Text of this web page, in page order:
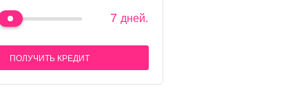
7 дней.
ПОЛУЧИТЬ КРЕДИТ